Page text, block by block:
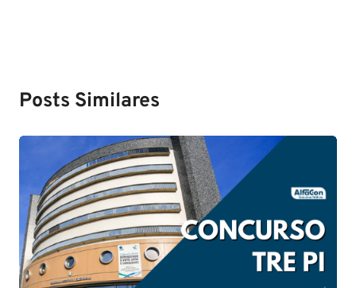
Posts Similares